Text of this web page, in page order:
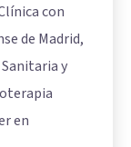
con
de Madrid,
y
en